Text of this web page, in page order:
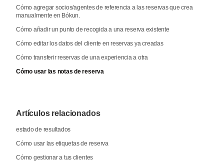
Cómo agregar socios/agentes de referencia a las reservas que crea
manualmente en Bókun.
Cómo añadir un punto de recogida a una reserva existente
Cómo editar los datos del cliente en reservas ya creadas
Cómo transferir reservas de una experiencia a otra
Cómo usar las notas de reserva
Artículos relacionados
estado de resultados
Cómo usar las etiquetas de reserva
Cómo gestionar a tus clientes